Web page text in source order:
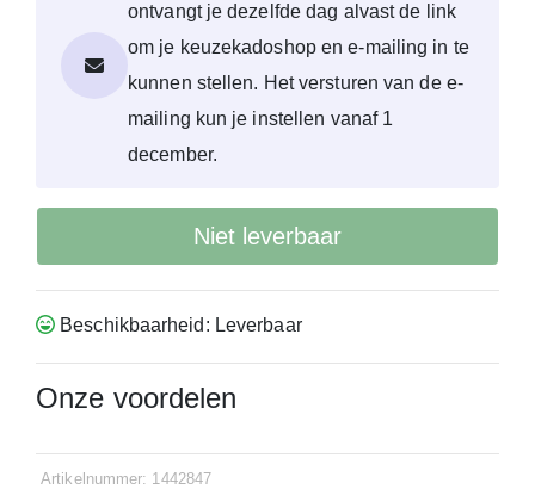
ontvangt je dezelfde dag alvast de link
om je keuzekadoshop en e-mailing in te
kunnen stellen. Het versturen van de e-
mailing kun je instellen vanaf 1
december.
Niet leverbaar
Beschikbaarheid: Leverbaar
Onze voordelen
Artikelnummer: 1442847